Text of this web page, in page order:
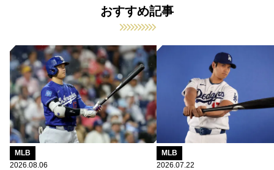
おすすめ記事
MLB
2026.08.06
MLB
2026.07.22